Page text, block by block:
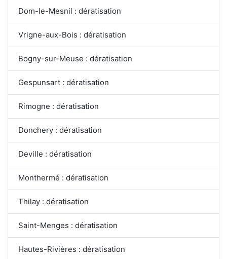
Dom-le-Mesnil : dératisation
Vrigne-aux-Bois : dératisation
Bogny-sur-Meuse : dératisation
Gespunsart : dératisation
Rimogne : dératisation
Donchery : dératisation
Deville : dératisation
Monthermé : dératisation
Thilay : dératisation
Saint-Menges : dératisation
Hautes-Rivières : dératisation